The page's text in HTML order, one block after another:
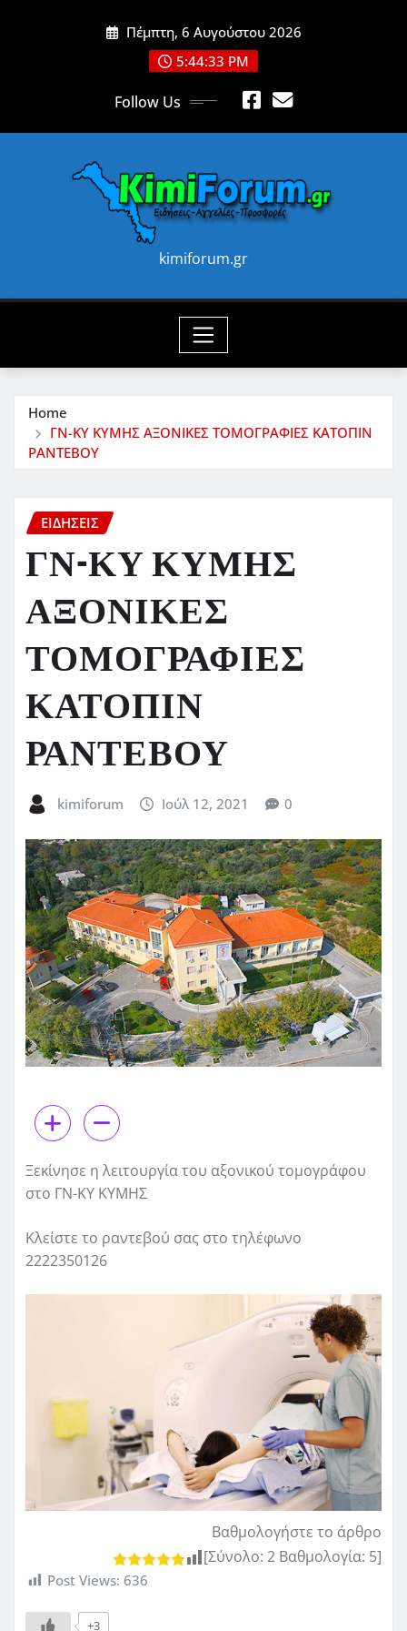
Πέμπτη, 6 Αυγούστου 2026
5:44:35 PM
Follow Us
kimiforum.gr
Home
ΓΝ-ΚΥ ΚΥΜΗΣ ΑΞΟΝΙΚΕΣ ΤΟΜΟΓΡΑΦΙΕΣ ΚΑΤΟΠΙΝ
ΡΑΝΤΕΒΟΥ
ΕΙΔΗΣΕΙΣ
ΓΝ-ΚΥ ΚΥΜΗΣ
ΑΞΟΝΙΚΕΣ
ΤΟΜΟΓΡΑΦΙΕΣ
ΚΑΤΟΠΙΝ
ΡΑΝΤΕΒΟΥ
kimiforum Ιούλ 12, 2021 0
Ξεκίνησε η λειτουργία του αξονικού τομογράφου
στο ΓΝ-ΚΥ ΚΥΜΗΣ
Κλείστε το ραντεβού σας στο τηλέφωνο
2222350126
Βαθμολογήστε το άρθρο
[Σύνολο: 2 Βαθμολογία: 5]
Post Views: 636
+3